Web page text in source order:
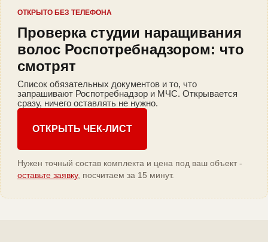
ОТКРЫТО БЕЗ ТЕЛЕФОНА
Проверка студии наращивания
волос Роспотребнадзором: что
смотрят
Список обязательных документов и то, что
запрашивают Роспотребнадзор и МЧС. Открывается
сразу, ничего оставлять не нужно.
ОТКРЫТЬ ЧЕК-ЛИСТ
Нужен точный состав комплекта и цена под ваш объект -
оставьте заявку, посчитаем за 15 минут.